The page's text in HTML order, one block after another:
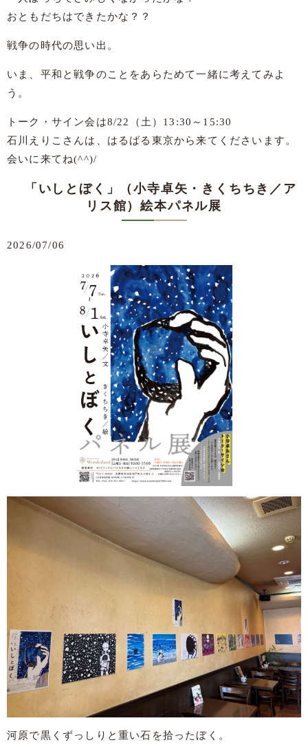
おともだちはできたかな？？
戦争の時代の思い出。
いま、平和と戦争のことをあらためて一緒に考えてみよ
う。
トーク・サイン会は8/22（土）13:30～15:30
石川えりこさんは、はるばる東京から来てくださいます。
会いに来てね(^^)/
「いしとぼく」（小寺卓矢・きくちちき／ア
リス館）絵本パネル展
2026/07/06
河原で黒くずっしりと重い石を拾ったぼく。